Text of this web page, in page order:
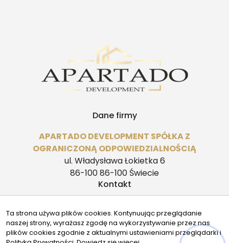
Dane firmy
APARTADO DEVELOPMENT SPÓŁKA Z
OGRANICZONĄ ODPOWIEDZIALNOŚCIĄ
ul. Władysława Łokietka 6
86-100 86-100 Świecie
Kontakt
504504470 | 690599492
Znajdziesz nas tu
Ta strona używa plików cookies. Kontynuując przeglądanie
naszej strony, wyrażasz zgodę na wykorzystywanie przez nas
plików cookies zgodnie z aktualnymi ustawieniami przeglądarki i